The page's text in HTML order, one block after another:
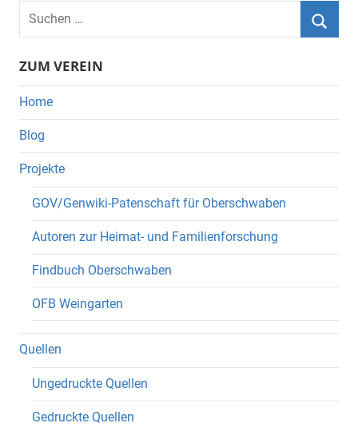
Suchen
nach:
ZUM VEREIN
Home
Blog
Projekte
GOV/Genwiki-Patenschaft für Oberschwaben
Autoren zur Heimat- und Familienforschung
Findbuch Oberschwaben
OFB Weingarten
Quellen
Ungedruckte Quellen
Gedruckte Quellen